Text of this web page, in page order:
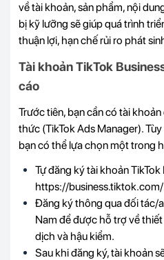
về tài khoản, sản phẩm, nội
bị kỹ lưỡng sẽ giúp quá trình
thuận lợi, hạn chế rủi ro phát
Tài khoản TikTok
cáo
Trước tiên, bạn cần có tài
thức (TikTok Ads Manager).
bạn có thể lựa chọn một trong
Tự đăng ký tài khoản
https://
Đăng ký thông qua đối tác/
Nam để được hỗ trợ về
dịch và hậu kiểm.
Sau khi đăng ký, tài khoản